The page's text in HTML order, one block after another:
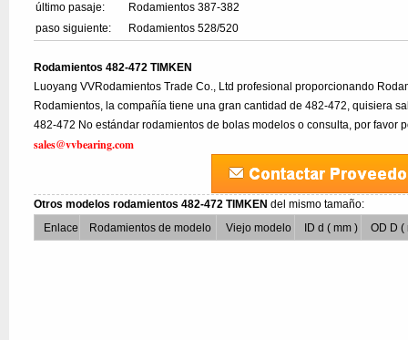
último pasaje:
Rodamientos 387-382
paso siguiente:
Rodamientos 528/520
Rodamientos 482-472 TIMKEN
Luoyang VVRodamientos Trade Co., Ltd profesional proporcionando
Rodamientos, la compañía tiene una gran cantidad de 482-472, quisiera
482-472 No estándar rodamientos de bolas modelos o consulta, por favor
sales@vvbearing.com
Otros modelos rodamientos 482-472 TIMKENdel mismo tamaño:
Enlace
Rodamientos de modelo Viejo modelo ID d ( mm ) OD D (